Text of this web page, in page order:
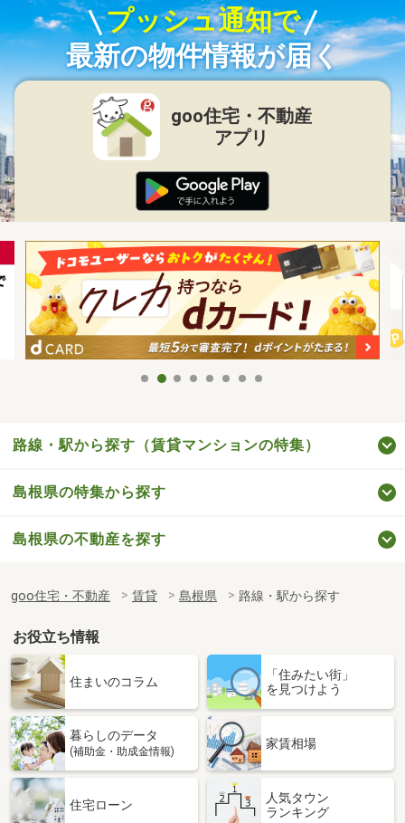
プッシュ通知で
最新の物件情報が届く
goo住宅・不動産
アプリ
路線・駅から探す（賃貸マンションの特集）
島根県の特集から探す
島根県の不動産を探す
goo住宅・不動産 賃貸 島根県 路線・駅から探す
お役立ち情報
住まいのコラム
「住みたい街」
を見つけよう
暮らしのデータ
(補助金・助成金情報)
家賃相場
住宅ローン
人気タウン
ランキング